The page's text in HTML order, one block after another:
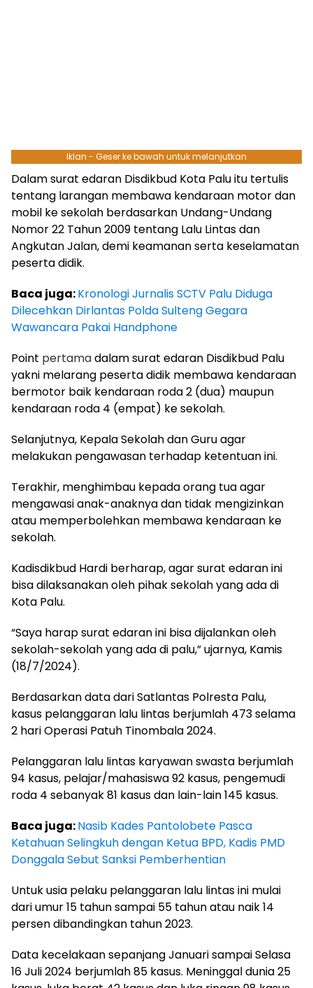
Iklan - Geser ke bawah untuk melanjutkan
Dalam surat edaran Disdikbud Kota Palu itu tertulis
tentang larangan membawa kendaraan motor dan
mobil ke sekolah berdasarkan Undang-Undang
Nomor 22 Tahun 2009 tentang Lalu Lintas dan
Angkutan Jalan, demi keamanan serta keselamatan
peserta didik.
Baca juga:Kronologi Jurnalis SCTV Palu Diduga
Dilecehkan Dirlantas Polda Sulteng Gegara
Wawancara Pakai Handphone
Point pertamadalam surat edaran Disdikbud Palu
yakni melarang peserta didik membawa kendaraan
bermotor baik kendaraan roda 2 (dua) maupun
kendaraan roda 4 (empat) ke sekolah.
Selanjutnya, Kepala Sekolah dan Guru agar
melakukan pengawasan terhadap ketentuan ini.
Terakhir, menghimbau kepada orang tua agar
mengawasi anak-anaknya dan tidak mengizinkan
atau memperbolehkan membawa kendaraan ke
sekolah.
Kadisdikbud Hardi berharap, agar surat edaran ini
bisa dilaksanakan oleh pihak sekolah yang ada di
Kota Palu.
“Saya harap surat edaran ini bisa dijalankan oleh
sekolah-sekolah yang ada di palu,” ujarnya, Kamis
(18/7/2024).
Berdasarkan data dari Satlantas Polresta Palu,
kasus pelanggaran lalu lintas berjumlah 473 selama
2 hari Operasi Patuh Tinombala 2024.
Pelanggaran lalu lintas karyawan swasta berjumlah
94 kasus, pelajar/mahasiswa 92 kasus, pengemudi
roda 4 sebanyak 81 kasus dan lain-lain 145 kasus.
Baca juga:Nasib Kades Pantolobete Pasca
Ketahuan Selingkuh dengan Ketua BPD, Kadis PMD
Donggala Sebut Sanksi Pemberhentian
Untuk usia pelaku pelanggaran lalu lintas ini mulai
dari umur 15 tahun sampai 55 tahun atau naik 14
persen dibandingkan tahun 2023.
Data kecelakaan sepanjang Januari sampai Selasa
16 Juli 2024 berjumlah 85 kasus. Meninggal dunia 25